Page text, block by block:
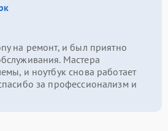
на ремонт, и был приятно
Мастера
и ноутбук снова работает
за профессионализм и